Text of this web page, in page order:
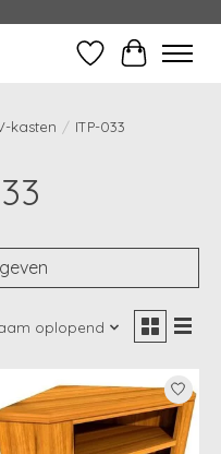
Verlanglijst
Mijn
kasten / ITP-033
oplopend